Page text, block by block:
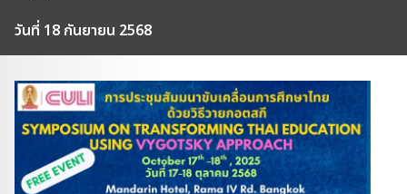
วันที่ 18 กันยายน 2568